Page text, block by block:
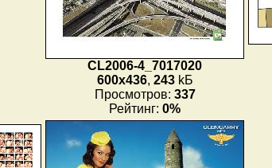
CL2006-4_7017020
600x436, 243kБ
Просмотров: 337
Рейтинг: 0%